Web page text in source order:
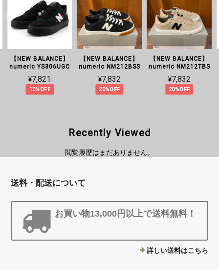
【NEW BALANCE】
numeric YS306UGC
¥7,821
10%OFF
【NEW BALANCE】
numeric NM212BSS
¥7,832
20%OFF
【NEW BALANCE】
numeric NM212TBS
¥7,832
20%OFF
Recently Viewed
閲覧履歴はまだありません。
送料・配送について
お買い物13,000円以上で送料無料！
詳しい送料はこちら